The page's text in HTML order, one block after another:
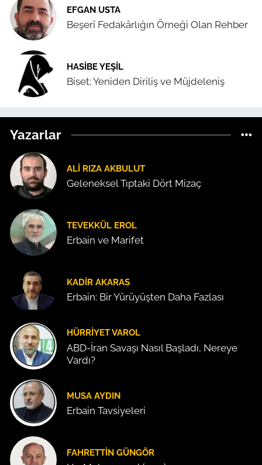
EFGAN USTA
Beşerî Fedakârlığın Örneği Olan Rehber
HASIBE YEŞIL
Biset; Yeniden Diriliş ve Müjdeleniş
Yazarlar
ALI RIZA AKBULUT
Geleneksel Tıptaki Dört Mizaç
TEVEKKÜL EROL
Erbain ve Marifet
KADIR AKARAS
Erbain: Bir Yürüyüşten Daha Fazlası
HÜRRIYET VAROL
ABD-İran Savaşı Nasıl Başladı, Nereye
Vardı?
MUSA AYDIN
Erbain Tavsiyeleri
FAHRETTIN GÜNGÖR